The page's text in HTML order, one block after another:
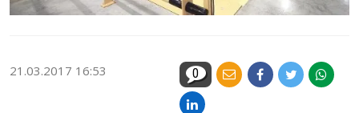
21.03.2017 16:53 0